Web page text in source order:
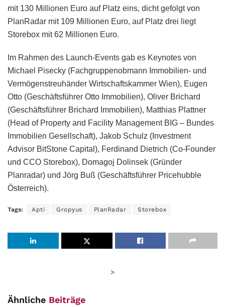
mit 130 Millionen Euro auf Platz eins, dicht gefolgt von
PlanRadar mit 109 Millionen Euro, auf Platz drei liegt
Storebox mit 62 Millionen Euro.
Im Rahmen des Launch-Events gab es Keynotes von
Michael Pisecky (Fachgruppenobmann Immobilien- und
Vermögenstreuhänder Wirtschaftskammer Wien), Eugen
Otto (Geschäftsführer Otto Immobilien), Oliver Brichard
(Geschäftsführer Brichard Immobilien), Matthias Plattner
(Head of Property and Facility Management BIG – Bundes
Immobilien Gesellschaft), Jakob Schulz (Investment
Advisor BitStone Capital), Ferdinand Dietrich (Co-Founder
und CCO Storebox), Domagoj Dolinsek (Gründer
Planradar) und Jörg Buß (Geschäftsführer Pricehubble
Österreich).
Tags: Apti Gropyus PlanRadar Storebox
>
Ähnliche Beiträge